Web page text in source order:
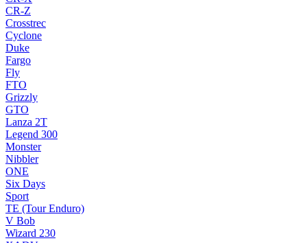
CR-Z
Crosstrec
Cyclone
Duke
Fargo
Fly
FTO
Grizzly
GTO
Lanza 2T
Legend 300
Monster
Nibbler
ONE
Six Days
Sport
TE (Tour Enduro)
V Bob
Wizard 230